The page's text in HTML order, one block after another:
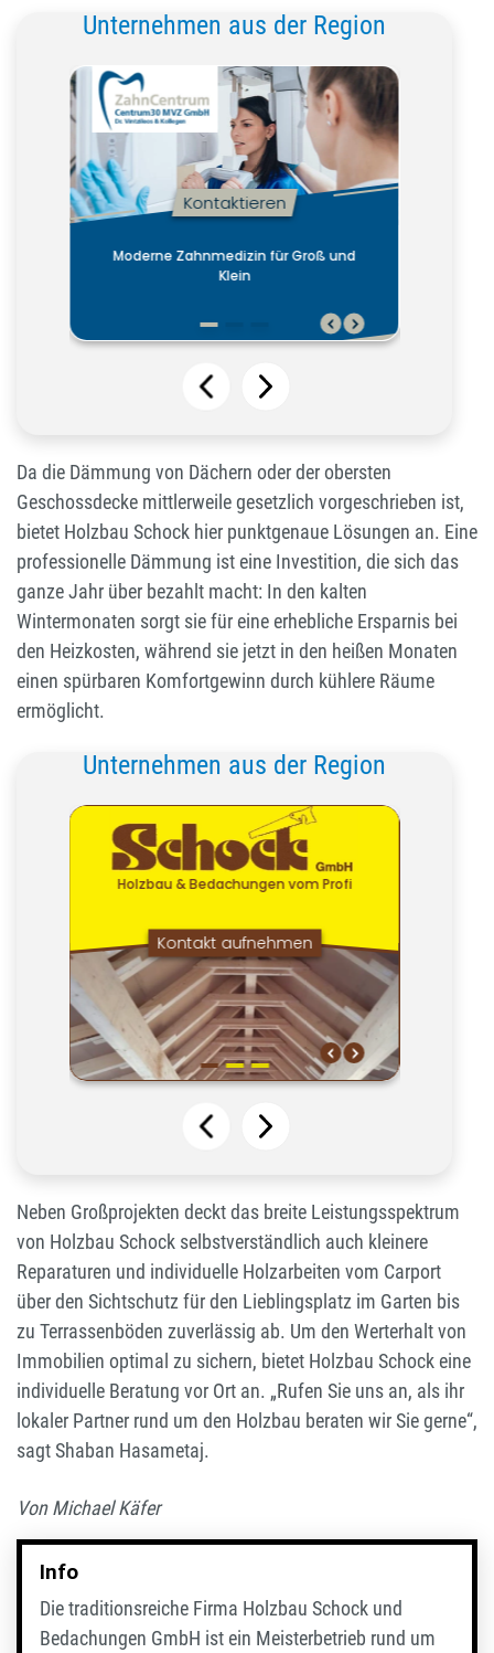
Unternehmen aus der Region
Da die Dämmung von Dächern oder der obersten
Geschossdecke mittlerweile gesetzlich vorgeschrieben ist,
bietet Holzbau Schock hier punktgenaue Lösungen an. Eine
professionelle Dämmung ist eine Investition, die sich das
ganze Jahr über bezahlt macht: In den kalten
Wintermonaten sorgt sie für eine erhebliche Ersparnis bei
den Heizkosten, während sie jetzt in den heißen Monaten
einen spürbaren Komfortgewinn durch kühlere Räume
ermöglicht.
Unternehmen aus der Region
Neben Großprojekten deckt das breite Leistungsspektrum
von Holzbau Schock selbstverständlich auch kleinere
Reparaturen und individuelle Holzarbeiten vom Carport
über den Sichtschutz für den Lieblingsplatz im Garten bis
zu Terrassenböden zuverlässig ab. Um den Werterhalt von
Immobilien optimal zu sichern, bietet Holzbau Schock eine
individuelle Beratung vor Ort an. „Rufen Sie uns an, als ihr
lokaler Partner rund um den Holzbau beraten wir Sie gerne“,
sagt Shaban Hasametaj.
Von Michael Käfer
Info
Die traditionsreiche Firma Holzbau Schock und
Bedachungen GmbH ist ein Meisterbetrieb rund um